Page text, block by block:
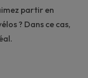
partir en
? Dans ce cas,